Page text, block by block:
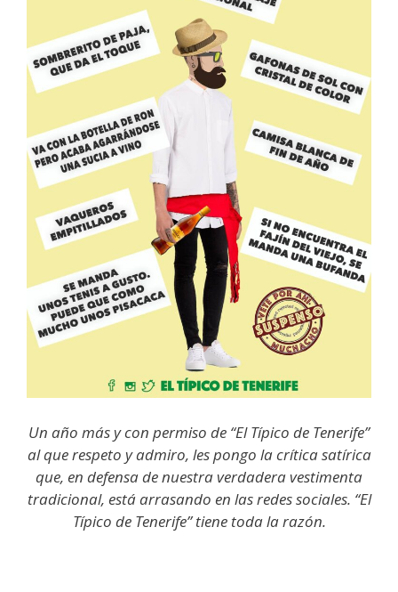
Un año más y con permiso de “El Típico de Tenerife”
al que respeto y admiro, les pongo la crítica satírica
que, en defensa de nuestra verdadera vestimenta
tradicional, está arrasando en las redes sociales. “El
Típico de Tenerife” tiene toda la razón.